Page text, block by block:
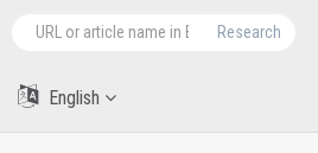
Research
English